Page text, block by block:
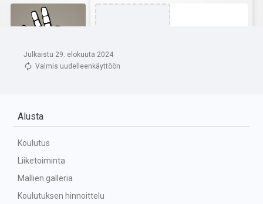
Julkaistu 29. elokuuta 2024
Valmis uudelleenkäyttöön
Alusta
Koulutus
Liiketoiminta
Mallien galleria
Koulutuksen hinnoittelu